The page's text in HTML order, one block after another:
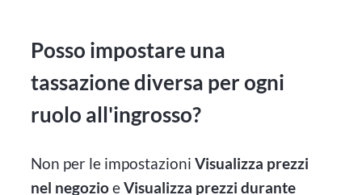
Posso impostare una
tassazione diversa per ogni
ruolo all'ingrosso?
Non per le impostazioniVisualizza prezzi
nel negozioeVisualizza prezzi durante